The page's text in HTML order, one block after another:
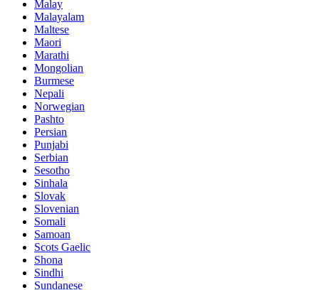
Malay
Malayalam
Maltese
Maori
Marathi
Mongolian
Burmese
Nepali
Norwegian
Pashto
Persian
Punjabi
Serbian
Sesotho
Sinhala
Slovak
Slovenian
Somali
Samoan
Scots Gaelic
Shona
Sindhi
Sundanese